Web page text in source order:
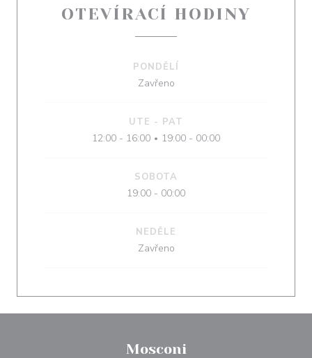
OTEVÍRACÍ HODINY
PONDĚLÍ
Zavřeno
UTE - PAT
12:00 - 16:00 • 19:00 - 00:00
SOBOTA
19:00 - 00:00
NEDĚLE
Zavřeno
Mosconi